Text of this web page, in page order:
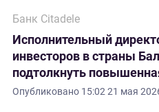
Банк Citadele
Исполнительный
инвесторов в страны
подтолкнуть
Опубликовано 15:02 21 мая